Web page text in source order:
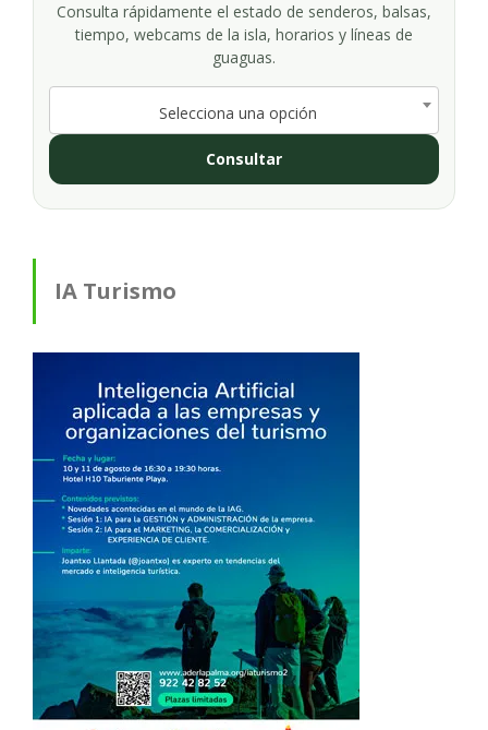
Consulta rápidamente el estado de senderos, balsas,
tiempo, webcams de la isla, horarios y líneas de
guaguas.
Selecciona una opción
Consultar
IA Turismo